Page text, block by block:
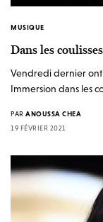
MUSIQUE
Dans les
Vendredi dernier ont
Immersion dans les
PAR ANOUSSA CHEA
19 FÉVRIER 2021